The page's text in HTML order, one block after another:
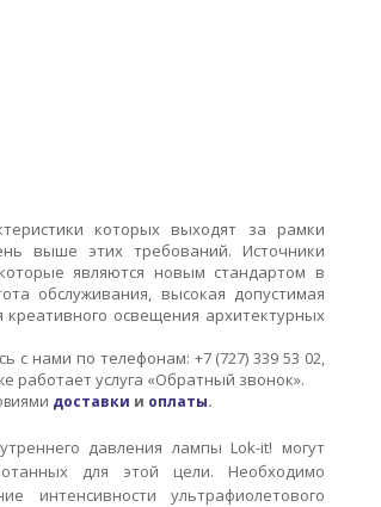
которых выходят за рамки
выше этих требований. Источники
являются новым стандартом в
обслуживания, высокая допустимая
освещения архитектурных
с нами по телефонам: +7 (727) 339 53 02,
работает услуга «Обратный звонок».
доставки и оплаты.
давления лампы Lok-it! могут
для этой цели. Необходимо
интенсивности ультрафиолетового